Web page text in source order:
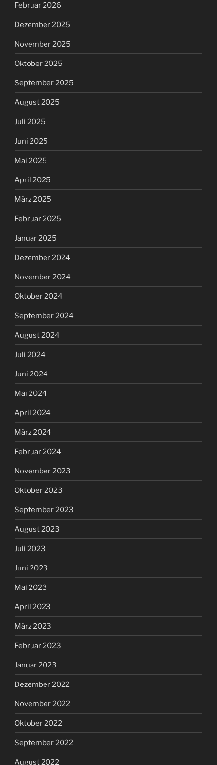
Februar 2026
Dezember 2025
November 2025
Oktober 2025
September 2025
August 2025
Juli 2025
Juni 2025
Mai 2025
April 2025
März 2025
Februar 2025
Januar 2025
Dezember 2024
November 2024
Oktober 2024
September 2024
August 2024
Juli 2024
Juni 2024
Mai 2024
April 2024
März 2024
Februar 2024
November 2023
Oktober 2023
September 2023
August 2023
Juli 2023
Juni 2023
Mai 2023
April 2023
März 2023
Februar 2023
Januar 2023
Dezember 2022
November 2022
Oktober 2022
September 2022
August 2022